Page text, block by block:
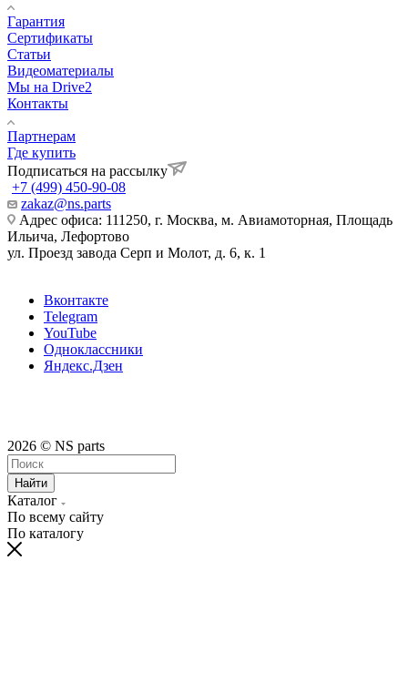
Гарантия
Сертификаты
Статьи
Видеоматериалы
Мы на Drive2
Контакты
Партнерам
Где купить
Подписаться на рассылку
+7 (499) 450-90-08
zakaz@ns.parts
Адрес офиса: 111250, г. Москва, м. Авиамоторная, Площадь
Ильича, Лефортово
ул. Проезд завода Серп и Молот, д. 6, к. 1
Вконтакте
Telegram
YouTube
Одноклассники
Яндекс.Дзен
2026 © NS parts
Найти
Каталог
По всему сайту
По каталогу